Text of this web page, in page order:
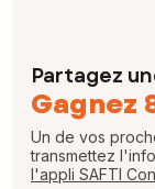
Partagez
Gagnez
Un de vos
transmettez
l'appli SAFTI